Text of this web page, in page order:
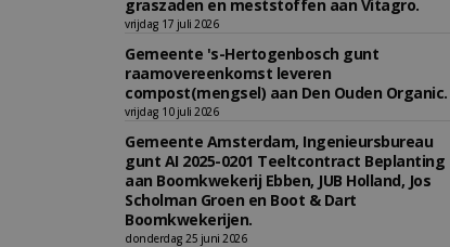
graszaden en meststoffen aan Vitagro.
vrijdag 17 juli 2026
Gemeente 's-Hertogenbosch gunt
raamovereenkomst leveren
compost(mengsel) aan Den Ouden Organic.
vrijdag 10 juli 2026
Gemeente Amsterdam, Ingenieursbureau
gunt AI 2025-0201 Teeltcontract Beplanting
aan Boomkwekerij Ebben, JUB Holland, Jos
Scholman Groen en Boot & Dart
Boomkwekerijen.
donderdag 25 juni 2026